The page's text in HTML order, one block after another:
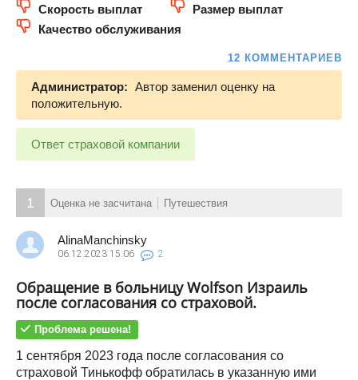
Скорость выплат
Размер выплат
Качество обслуживания
12 КОММЕНТАРИЕВ
Администратор: Автор заменил оценку на
положительную.
Ответ страховой компании
1 Оценка не засчитана Путешествия
AlinaManchinsky
06.12.2023 15:06 2
Обращение в больницу Wolfson Израиль
после согласования со страховой.
Проблема решена!
1 сентября 2023 года после согласования со
страховой Тинькофф обратилась в указанную ими